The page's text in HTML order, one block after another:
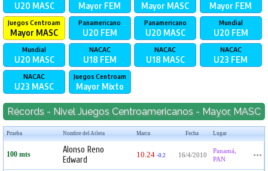
U20 MASC Mayor FEM Mayor MASC Mayor FEM
Juegos Centroam
Mayor MASC
Panamericano
U20 FEM
Panamericano
U20 MASC
Mundial
U20 FEM
Mundial
U20 MASC
NACAC
U18 FEM
NACAC
U18 MASC
NACAC
U23 FEM
NACAC
U23 MASC
Juegos Centroam
Mayor Mixto
Récords - Nivel Juegos Centroamericanos - Mayor, MASC
Prueba Nombre del Atleta Marca Fecha Lugar
100 mts
Alonso Reno
Edward
10.24 -0.2 16/4/2010
Panamá,
PAN